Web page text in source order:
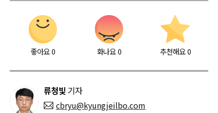
좋아요0 화나요0 추천해요 0
류청빛 기자
cbryu@kyungjeilbo.com